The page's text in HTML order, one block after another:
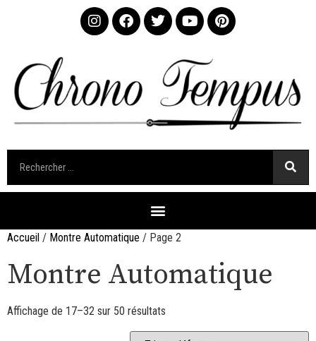
Accueil / Montre Automatique / Page 2
Montre Automatique
Affichage de 17–32 sur 50 résultats